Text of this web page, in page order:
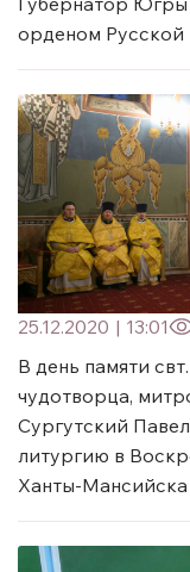
орденом
25.12.2020 | 13:01
В день памяти
чудотворца,
Сургутский
литургию в
Ханты-Мансийска